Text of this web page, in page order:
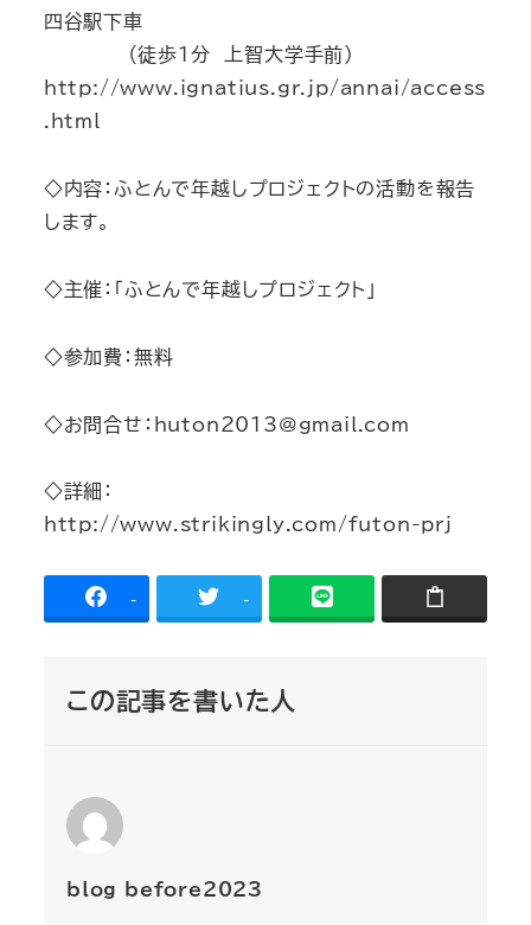
四谷駅下車
（徒歩１分 上智大学手前）
http://www.ignatius.gr.jp/annai/access
.html
◇内容：ふとんで年越しプロジェクトの活動を報告
します。
◇主催：「ふとんで年越しプロジェクト」
◇参加費：無料
◇お問合せ：huton2013@gmail.com
◇詳細：
http://www.strikingly.com/futon-prj
- -
この記事を書いた人
blog_before2023